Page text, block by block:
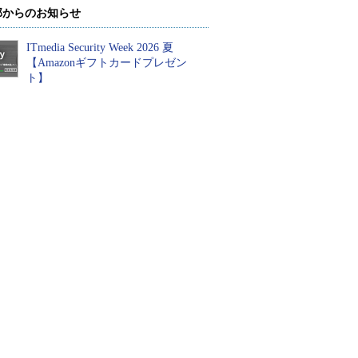
らのお知らせ
ITmedia Security Week 2026 夏
【Amazonギフトカードプレゼン
ト】